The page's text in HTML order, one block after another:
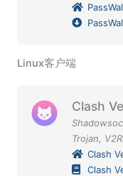
Linux客户端
Clash
Trojan,
Clash
Clash